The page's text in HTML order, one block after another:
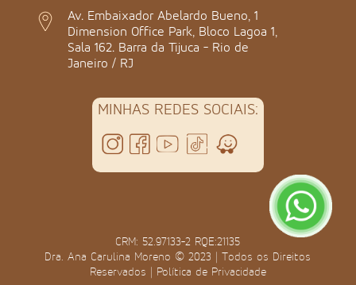
Av. Embaixador Abelardo Bueno, 1
Dimension Office Park, Bloco Lagoa 1,
Sala 162. Barra da Tijuca - Rio de
Janeiro / RJ
MINHAS REDES SOCIAIS:
CRM: 52.97133-2 RQE:21135
Dra. Ana Carulina Moreno © 2023 | Todos os Direitos
Reservados | Política de Privacidade